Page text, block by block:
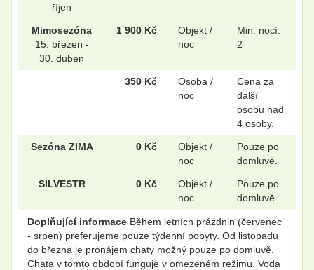
říjen
Mimosezóna
15. březen -
30. duben
1 900 Kč
Objekt /
noc
Min. nocí:
2
350 Kč
Osoba /
noc
Cena za
další
osobu nad
4 osoby.
Sezóna ZIMA 0 Kč
Objekt /
noc
Pouze po
domluvě.
SILVESTR 0 Kč
Objekt /
noc
Pouze po
domluvě.
Doplňující informace Během letních prázdnin (červenec
- srpen) preferujeme pouze týdenní pobyty. Od listopadu
do března je pronájem chaty možný pouze po domluvě.
Chata v tomto období funguje v omezeném režimu. Voda